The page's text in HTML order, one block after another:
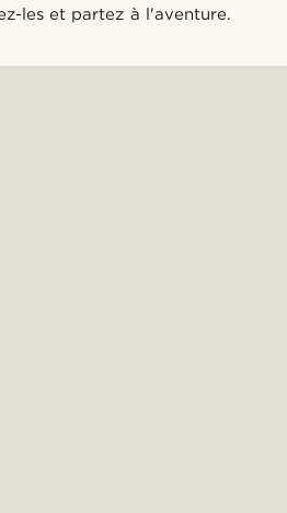
les et partez à l'aventure.